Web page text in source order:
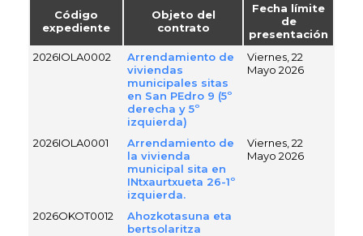
Código
expediente
Objeto del
contrato
Fecha límite
de
presentación
2026IOLA0002
Arrendamiento de
viviendas
municipales sitas
en San PEdro 9 (5º
derecha y 5º
izquierda)
Viernes, 22
Mayo 2026
2026IOLA0001
Arrendamiento de
la vivienda
municipal sita en
INtxaurtxueta 26-1º
izquierda.
Viernes, 22
Mayo 2026
2026OKOT0012
Ahozkotasuna eta
bertsolaritza